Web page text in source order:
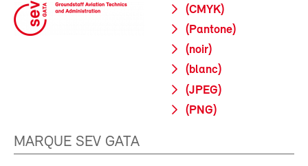
(CMYK)
(Pantone)
(noir)
(blanc)
(JPEG)
(PNG)
MARQUE SEV GATA